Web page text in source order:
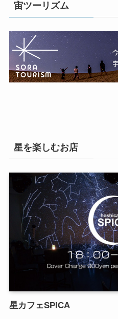
宙ツーリズム
星を楽しむお店
星カフェSPICA